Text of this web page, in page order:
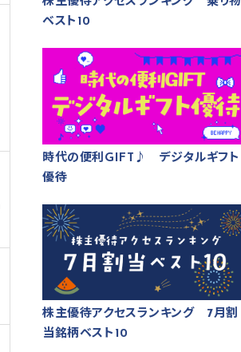
ベスト10
時代の便利GIFT♪ デジタルギフト
優待
株主優待アクセスランキング 7月割
当銘柄ベスト10